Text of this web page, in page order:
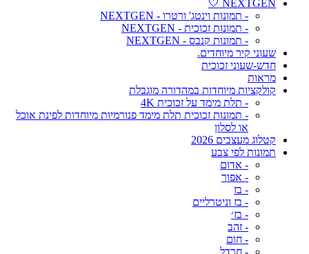
NEXTGEN 🤍
- תמונות וינטג' ורטרו - NEXTGEN
- תמונות זכוכית - NEXTGEN
- תמונות קנבס - NEXTGEN
שעוני קיר מיוחדים.
חדש-שעוני זכוכית
מראות
קולקציות מיוחדות במהדורה מוגבלת
- תלת מימד על זכוכית 4K
- תמונות זכוכית תלת מימד פנורמיות מיוחדות לפינת אוכל
או לסלון
קטלוג מעצבים 2026
תמונות לפי צבע
- אדום
- אפור
- בז
- בז וניטרליים
- בז׳
- זהב
- חום
- חרדל